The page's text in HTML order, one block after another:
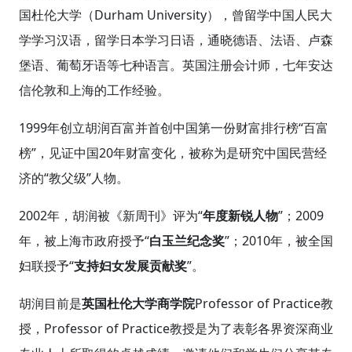
国杜伦大学（Durham University），曾留学中国人民大
学学习汉语，留学日本学习日语，通晓德语、法语、卢森
堡语、葡萄牙语等七种语言。英国注册会计师，七年安达
信伦敦和上海的工作经验。
1999年创立胡润百富并首创中国第一份财富排行榜“百富
榜”，见证中国20年财富变化，被称为是研究中国民营经
济的“教父级”人物。
2002年，胡润被《新周刊》评为“年度新锐人物”；2009
年，被上海市政府授予“白玉兰纪念奖”；2010年，被全国
妇联授予“支持妇女发展贡献奖”。
胡润目前是英国杜伦大学商学院Professor of Practice教
授，Professor of Practice教授是为了表彰各界资深商业